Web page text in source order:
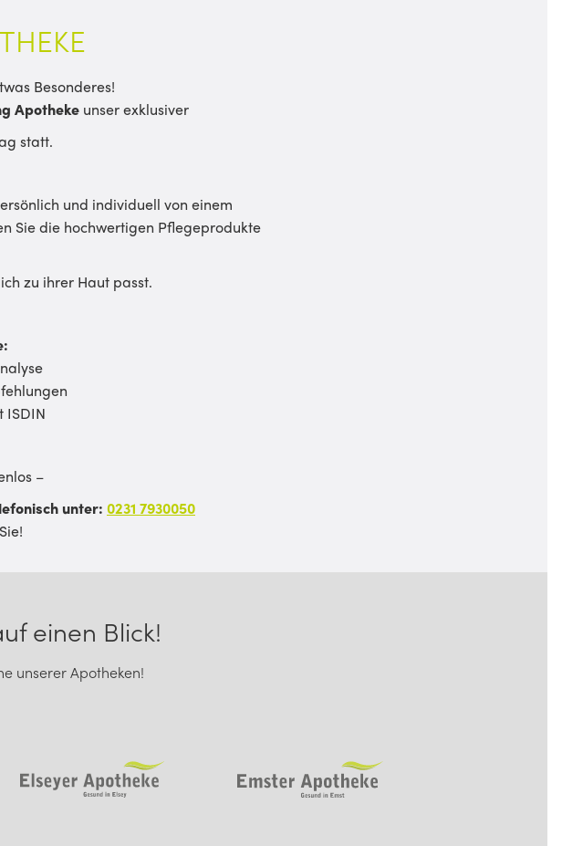
Besonderes!
Apothekeunser exklusiver
statt.
und individuell von einem
Sie die hochwertigen Pflegeprodukte
zu ihrer Haut passt.
ISDIN
–
unter: 0231 7930050
einen Blick!
unserer Apotheken!